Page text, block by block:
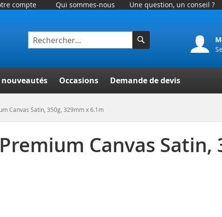
compte Qui sommes-nous Une question, un conseil ?
nouveautés Occasions Demande de devis
Canvas Satin, 350g, 329mm x 6.1m
Canvas Satin,